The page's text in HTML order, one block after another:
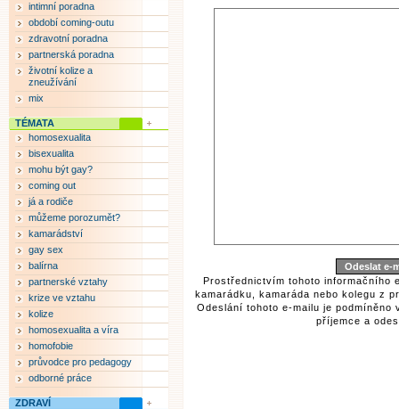
Prostřednictvím tohoto informačního
kamarádku, kamaráda nebo kolegu z
Odeslání tohoto e-mailu je podmíněno
příjemce a
intimní poradna
období coming-outu
zdravotní poradna
partnerská poradna
životní kolize a
zneužívání
mix
TÉMATA
homosexualita
bisexualita
mohu být gay?
coming out
já a rodiče
můžeme porozumět?
kamarádství
gay sex
balírna
partnerské vztahy
krize ve vztahu
kolize
homosexualita a víra
homofobie
průvodce pro pedagogy
odborné práce
ZDRAVÍ